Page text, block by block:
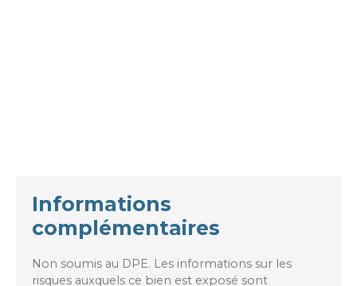
Informations
complémentaires
Non soumis au DPE. Les informations sur les
risques auxquels ce bien est exposé sont